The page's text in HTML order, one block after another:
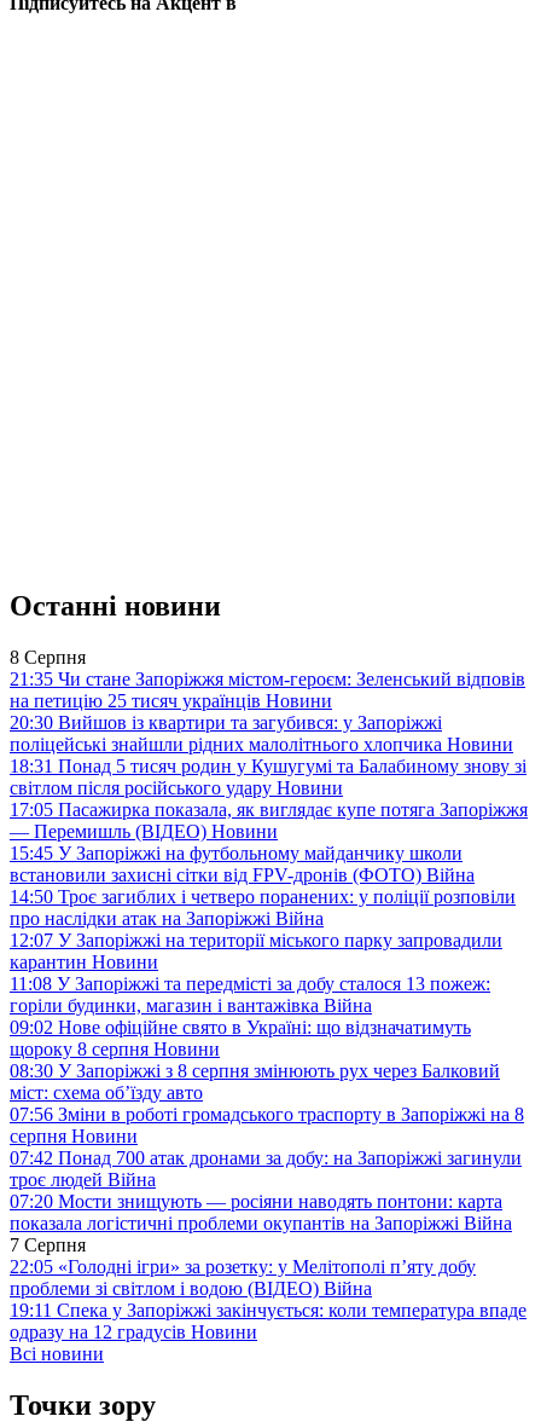
Останні новини
8 Серпня
21:35 Чи стане Запоріжжя містом-героєм: Зеленський відповів
на петицію 25 тисяч українців Новини
20:30 Вийшов із квартири та загубився: у Запоріжжі
поліцейські знайшли рідних малолітнього хлопчика Новини
18:31 Понад 5 тисяч родин у Кушугумі та Балабиному знову зі
світлом після російського удару Новини
17:05 Пасажирка показала, як виглядає купе потяга Запоріжжя
— Перемишль (ВІДЕО) Новини
15:45 У Запоріжжі на футбольному майданчику школи
встановили захисні сітки від FPV-дронів (ФОТО) Війна
14:50 Троє загиблих і четверо поранених: у поліції розповіли
про наслідки атак на Запоріжжі Війна
12:07 У Запоріжжі на території міського парку запровадили
карантин Новини
11:08 У Запоріжжі та передмісті за добу сталося 13 пожеж:
горіли будинки, магазин і вантажівка Війна
09:02 Нове офіційне свято в Україні: що відзначатимуть
щороку 8 серпня Новини
08:30 У Запоріжжі з 8 серпня змінюють рух через Балковий
міст: схема об’їзду авто
07:56 Зміни в роботі громадського траспорту в Запоріжжі на 8
серпня Новини
07:42 Понад 700 атак дронами за добу: на Запоріжжі загинули
троє людей Війна
07:20 Мости знищують — росіяни наводять понтони: карта
показала логістичні проблеми окупантів на Запоріжжі Війна
7 Серпня
22:05 «Голодні ігри» за розетку: у Мелітополі п’яту добу
проблеми зі світлом і водою (ВІДЕО) Війна
19:11 Спека у Запоріжжі закінчується: коли температура впаде
одразу на 12 градусів Новини
Всі новини
Точки зору